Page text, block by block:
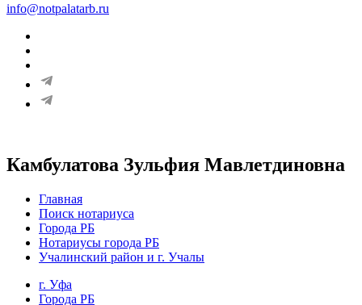
info@notpalatarb.ru
Камбулатова Зульфия Мавлетдиновна
Главная
Поиск нотариуса
Города РБ
Нотариусы города РБ
Учалинский район и г. Учалы
г. Уфа
Города РБ